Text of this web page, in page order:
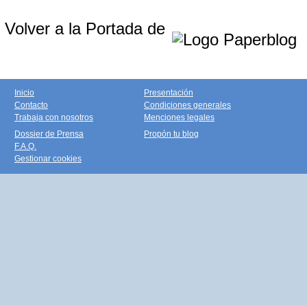
Volver a la Portada de
Inicio
Contacto
Trabaja con nosotros
Presentación
Condiciones generales
Menciones legales
Dossier de Prensa
F.A.Q.
Gestionar cookies
Propón tu blog